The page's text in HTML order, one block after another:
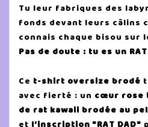
Tu leur fabriques des
fonds devant leurs câlins
connais chaque bisou sur
Pas de doute : tu es un RAT
Ce t-shirt oversize brodé
avec fierté : un cœur rose
de rat kawaii brodée au
et l’inscription "RAT DAD"